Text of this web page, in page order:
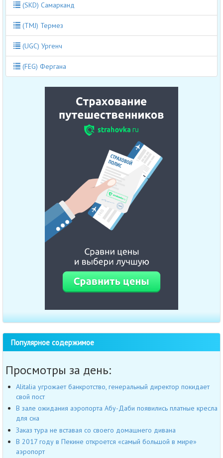
(SKD) Самарканд
(TMJ) Термез
(UGC) Ургенч
(FEG) Фергана
Популярное содержимое
Просмотры за день:
Alitalia угрожает банкротство, генеральный директор покидает
свой пост
В зале ожидания аэропорта Абу-Даби появились платные кресла
для сна
Заказ тура не вставая со своего домашнего дивана
В 2017 году в Пекине откроется «самый большой в мире»
аэропорт